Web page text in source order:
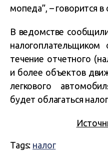
мопеда”, – говорится
В ведомстве
течение отчетного
и более объектов
легкового
будет облагаться
Tags: налог